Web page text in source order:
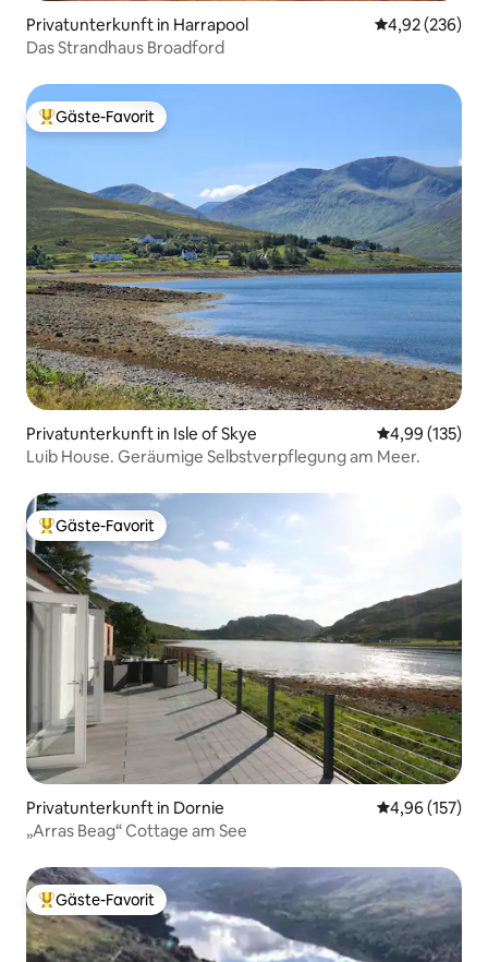
Privatunterkunft in Harrapool
4,92 (236)
Das Strandhaus Broadford
Beliebter Gäste-Favorit.
Gäste-Favorit
Privatunterkunft in Isle of Skye
4,99 (135)
Luib House. Geräumige Selbstverpflegung am Meer.
Beliebter Gäste-Favorit.
Gäste-Favorit
Privatunterkunft in Dornie
4,96 (157)
„Arras Beag“ Cottage am See
Beliebter Gäste-Favorit.
Gäste-Favorit